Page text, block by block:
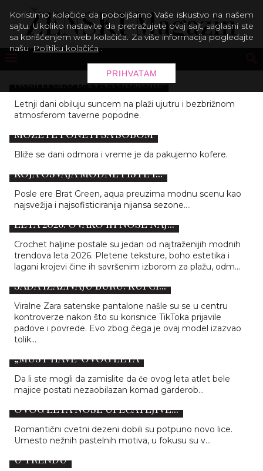
OD PLAŽE DO TAVERNE: 7 AUTFITA KOJE ĆEMO
NOSITI CEO DAN NA ODMORU
Letnji dani obiluju suncem na plaži ujutru i bezbrižnom
atmosferom taverne popodne.
SUMMER SUITCASE: NAJVAŽNIJE STVARI KOJE
MOŽETE PONETI SA SOBOM
Bliže se dani odmora i vreme je da pakujemo kofere.
AQUA JE NAJPOŽELJNIJA BOJA LETA: NIJANSA
KOJA OSVAJA MODNE PISTE I...
Posle ere Brat Green, aqua preuzima modnu scenu kao
najsvežija i najsofisticiranija nijansa sezone....
CROCHET HALJINE SU NAJVEĆI BOHO TREND
LETA 2026: OVAKO IH NOSE NAJ...
Crochet haljine postale su jedan od najtraženijih modnih
trendova leta 2026. Pletene teksture, boho estetika i
lagani krojevi čine ih savršenim izborom za plažu, odm...
ZARA PANTALONE KOJE SU OSVOJILE TIKTOK
SADA IZAZIVAJU BURU: KUPCI...
Viralne Zara satenske pantalone našle su se u centru
kontroverze nakon što su korisnice TikToka prijavile
padove i povrede. Evo zbog čega je ovaj model izazvao
tolik...
INSTAGRAM TREND: ATLET BELA MAJICA JE
„MUST HAVE“OVOG LETA
Da li ste mogli da zamislite da će ovog leta atlet bele
majice postati nezaobilazan komad garderob...
ZABORAVITE SITNE CVETIĆE: FRANCUSKINJE
OVOG LETA NOSE UPEČATLJIVE...
Romantični cvetni dezeni dobili su potpuno novo lice.
Umesto nežnih pastelnih motiva, u fokusu su v...
AKO OVOG LETA NEMATE OVE HALJINE - NISTE
U TRENDU
Koristimo kolačiće da poboljšamo Vaše iskustvo na našem
sajtu. Ukoliko nastavite da pretražujete ovaj sajt, saglasni ste
sa korišćenjem web kolačića. Za više informacija pogledajte
našu Politiku kolačića .
PRIHVATAM